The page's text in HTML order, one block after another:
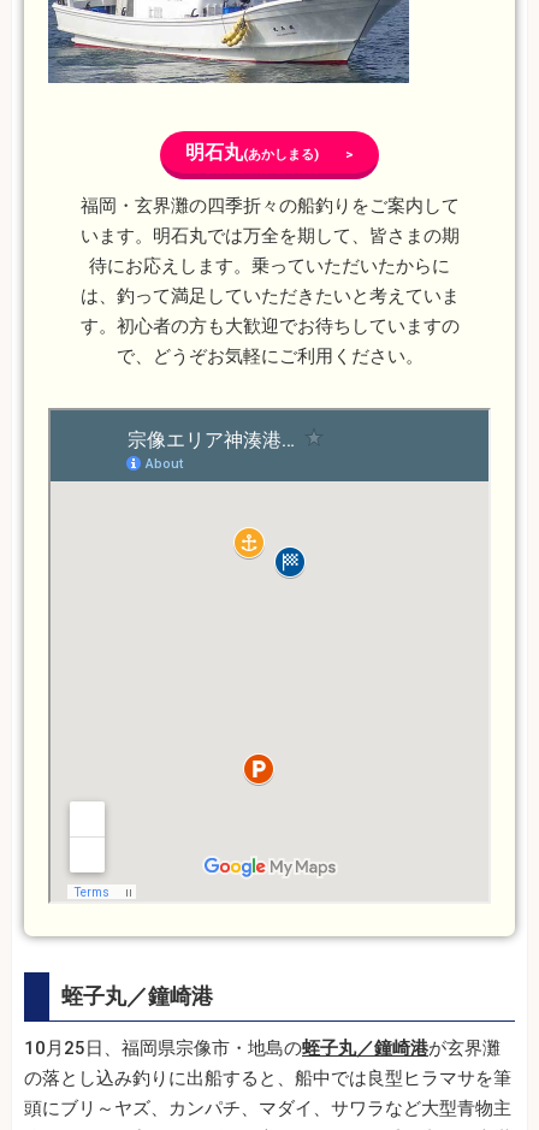
明石丸(あかしまる) >
福岡・玄界灘の四季折々の船釣りをご案内して
います。明石丸では万全を期して、皆さまの期
待にお応えします。乗っていただいたからに
は、釣って満足していただきたいと考えていま
す。初心者の方も大歓迎でお待ちしていますの
で、どうぞお気軽にご利用ください。
蛭子丸／鐘崎港
10月25日、福岡県宗像市・地島の蛭子丸／鐘崎港が玄界灘
の落とし込み釣りに出船すると、船中では良型ヒラマサを筆
頭にブリ～ヤズ、カンパチ、マダイ、サワラなど大型青物主